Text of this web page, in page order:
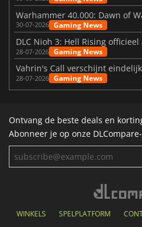
30-07-2026 Gaming News
DLC Nioh 3: Hell Rising
28-07-2026 Gaming News
28-07-2026 Gaming News
Ontvang de beste deals en
Abonneer je op onze
WINKELS SPELPLATFORM